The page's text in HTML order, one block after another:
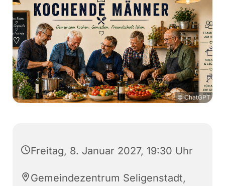
© ChatGPT
Freitag, 8. Januar 2027, 19:30 Uhr
Gemeindezentrum Seligenstadt,